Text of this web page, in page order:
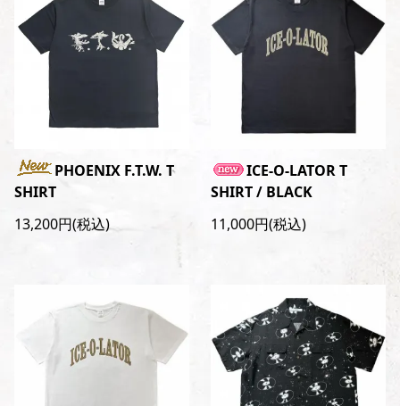
PHOENIX F.T.W. T
SHIRT
13,200円(税込)
ICE-O-LATOR T
SHIRT / BLACK
11,000円(税込)